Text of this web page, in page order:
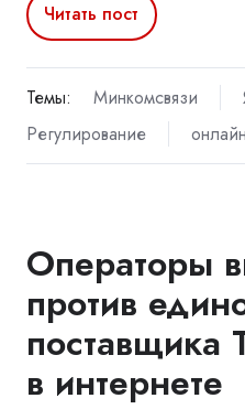
Читать пост
Темы: Минкомсвязи
Регулирование
Операторы
против
поставщика
в интернете